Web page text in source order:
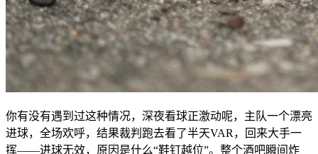
你有没有遇到过这种情况，深夜看球正激动呢，主队一个漂亮
进球，全场欢呼，结果裁判跑去看了半天VAR，回来大手一
挥——进球无效，原因是什么“鞋钉越位”。整个酒吧瞬间炸